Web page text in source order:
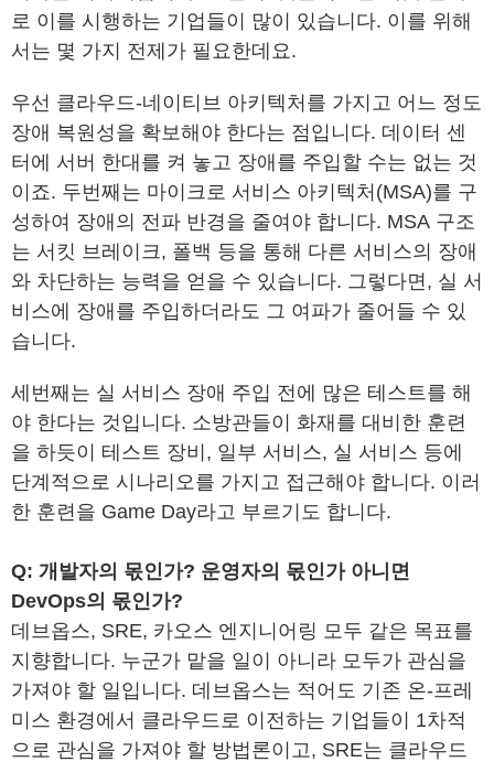
로 이를 시행하는 기업들이 많이 있습니다. 이를 위해
서는 몇 가지 전제가 필요한데요.
우선 클라우드-네이티브 아키텍처를 가지고 어느 정도
장애 복원성을 확보해야 한다는 점입니다. 데이터 센
터에 서버 한대를 켜 놓고 장애를 주입할 수는 없는 것
이죠. 두번째는 마이크로 서비스 아키텍처(MSA)를 구
성하여 장애의 전파 반경을 줄여야 합니다. MSA 구조
는 서킷 브레이크, 폴백 등을 통해 다른 서비스의 장애
와 차단하는 능력을 얻을 수 있습니다. 그렇다면, 실 서
비스에 장애를 주입하더라도 그 여파가 줄어들 수 있
습니다.
세번째는 실 서비스 장애 주입 전에 많은 테스트를 해
야 한다는 것입니다. 소방관들이 화재를 대비한 훈련
을 하듯이 테스트 장비, 일부 서비스, 실 서비스 등에
단계적으로 시나리오를 가지고 접근해야 합니다. 이러
한 훈련을 Game Day라고 부르기도 합니다.
Q: 개발자의 몫인가? 운영자의 몫인가 아니면
DevOps의 몫인가?
데브옵스, SRE, 카오스 엔지니어링 모두 같은 목표를
지향합니다. 누군가 맡을 일이 아니라 모두가 관심을
가져야 할 일입니다. 데브옵스는 적어도 기존 온-프레
미스 환경에서 클라우드로 이전하는 기업들이 1차적
으로 관심을 가져야 할 방법론이고, SRE는 클라우드